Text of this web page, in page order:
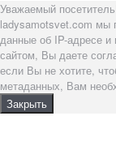
Уважаемый
ladysamotsvet.com мы
данные об IP-адресе и
сайтом, Вы даете
если Вы не хотите,
метаданных, Вам
Закрыть